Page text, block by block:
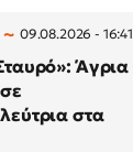
09.08.2026 - 16:41
Άγρια
στα